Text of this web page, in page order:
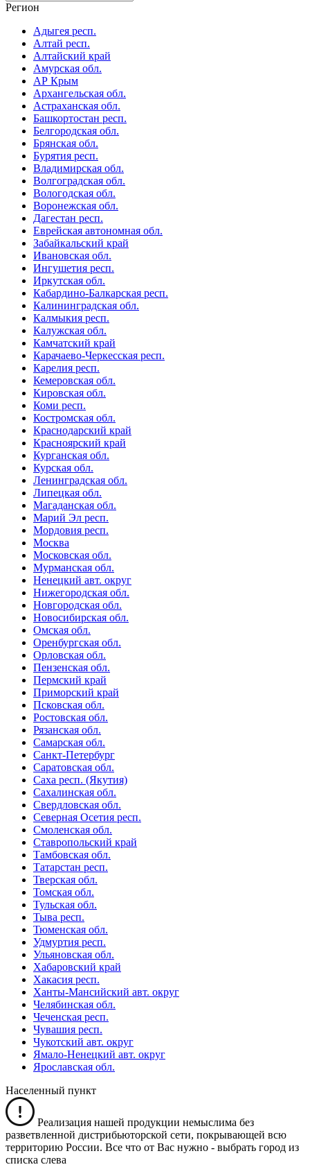
Регион
Адыгея респ.
Алтай респ.
Алтайский край
Амурская обл.
АР Крым
Архангельская обл.
Астраханская обл.
Башкортостан респ.
Белгородская обл.
Брянская обл.
Бурятия респ.
Владимирская обл.
Волгоградская обл.
Вологодская обл.
Воронежская обл.
Дагестан респ.
Еврейская автономная обл.
Забайкальский край
Ивановская обл.
Ингушетия респ.
Иркутская обл.
Кабардино-Балкарская респ.
Калининградская обл.
Калмыкия респ.
Калужская обл.
Камчатский край
Карачаево-Черкесская респ.
Карелия респ.
Кемеровская обл.
Кировская обл.
Коми респ.
Костромская обл.
Краснодарский край
Красноярский край
Курганская обл.
Курская обл.
Ленинградская обл.
Липецкая обл.
Магаданская обл.
Марий Эл респ.
Мордовия респ.
Москва
Московская обл.
Мурманская обл.
Ненецкий авт. округ
Нижегородская обл.
Новгородская обл.
Новосибирская обл.
Омская обл.
Оренбургская обл.
Орловская обл.
Пензенская обл.
Пермский край
Приморский край
Псковская обл.
Ростовская обл.
Рязанская обл.
Самарская обл.
Санкт-Петербург
Саратовская обл.
Саха респ. (Якутия)
Сахалинская обл.
Свердловская обл.
Северная Осетия респ.
Смоленская обл.
Ставропольский край
Тамбовская обл.
Татарстан респ.
Тверская обл.
Томская обл.
Тульская обл.
Тыва респ.
Тюменская обл.
Удмуртия респ.
Ульяновская обл.
Хабаровский край
Хакасия респ.
Ханты-Мансийский авт. округ
Челябинская обл.
Чеченская респ.
Чувашия респ.
Чукотский авт. округ
Ямало-Ненецкий авт. округ
Ярославская обл.
Населенный пункт
Реализация нашей продукции немыслима без
разветвленной дистрибьюторской сети, покрывающей всю
территорию России. Все что от Вас нужно - выбрать город из
списка слева